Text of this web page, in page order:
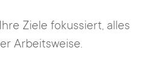
Ziele fokussiert, alles
Arbeitsweise.